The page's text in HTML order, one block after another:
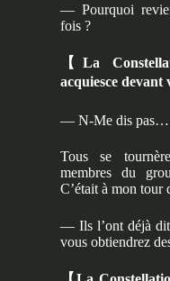
— Pourquoi
fois ?
【 La
acquiesce devant
— N-Me dis pas…
Tous se
membres du
C’était à mon tour
— Ils l’ont déjà dit
vous obtiendrez